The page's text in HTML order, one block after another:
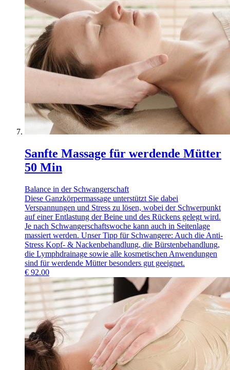
Sanfte Massage für werdende Mütter
50 Min
Balance in der Schwangerschaft
Diese Ganzkörpermassage unterstützt Sie dabei
Verspannungen und Stress zu lösen, wobei der Schwerpunkt
auf einer Entlastung der Beine und des Rückens gelegt wird.
Je nach Schwangerschaftswoche kann auch in Seitenlage
massiert werden. Unser Tipp für Schwangere: Auch die Anti-
Stress Kopf- & Nackenbehandlung, die Bürstenbehandlung,
die Lymphdrainage sowie alle kosmetischen Anwendungen
sind für werdende Mütter besonders gut geeignet.
€ 92.00